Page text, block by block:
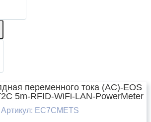
Артикул: EC7CMETS